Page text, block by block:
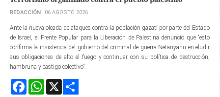
REDACCIÓN 06 AGOSTO 2026
Ante la nueva oleada de ataques contra la población gazatí por parte del Estado
de Israel, el Frente Popular para la Liberación de Palestina denunció que “esto
confirma la insistencia del gobierno del criminal de guerra Netanyahu en eludir
sus obligaciones de alto el fuego y continuar con su política de destrucción,
hambruna y castigo colectivo”.
FacebookWhatsApp